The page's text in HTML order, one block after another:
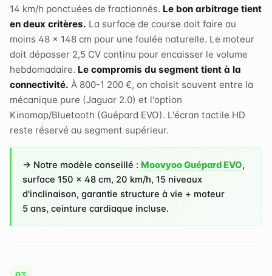
14 km/h ponctuées de fractionnés. Le bon arbitrage tient
en deux critères. La surface de course doit faire au
moins 48 × 148 cm pour une foulée naturelle. Le moteur
doit dépasser 2,5 CV continu pour encaisser le volume
hebdomadaire. Le compromis du segment tient à la
connectivité. À 800-1 200 €, on choisit souvent entre la
mécanique pure (Jaguar 2.0) et l'option
Kinomap/Bluetooth (Guépard EVO). L'écran tactile HD
reste réservé au segment supérieur.
→ Notre modèle conseillé :Moovyoo Guépard EVO,
surface 150 × 48 cm, 20 km/h, 15 niveaux
d'inclinaison, garantie structure à vie + moteur
5 ans, ceinture cardiaque incluse.